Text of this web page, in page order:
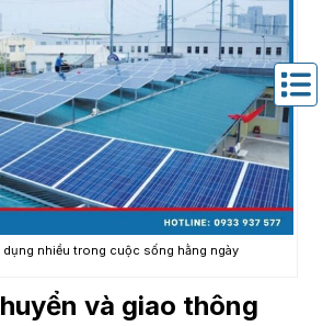
dụng nhiều trong cuộc sống hằng ngày
và giao thông